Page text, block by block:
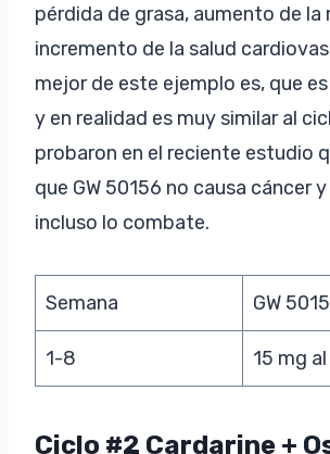
pérdida de grasa, aumento de la
incremento de la salud
mejor de este ejemplo es, que
y en realidad es muy similar al
probaron en el reciente estudio
que GW 50156 no causa cáncer
incluso lo combate.
Semana GW
1-8 15 mg
Ciclo #2 Cardarine +